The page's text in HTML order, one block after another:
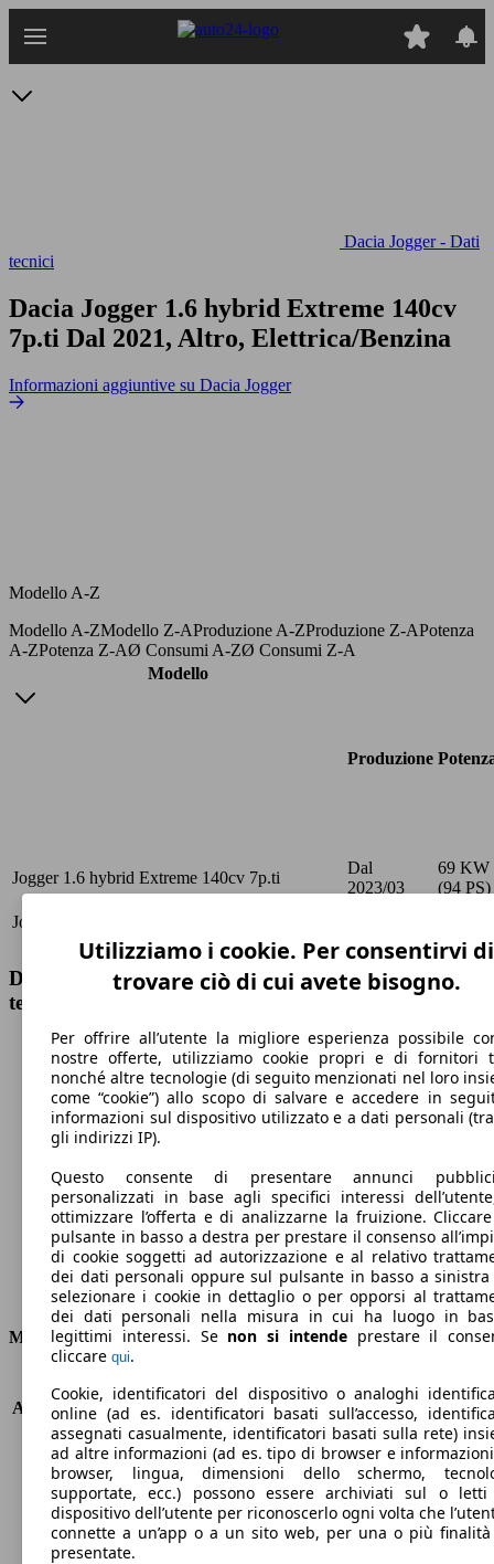
Dacia Jogger - Dati
tecnici
Dacia Jogger 1.6 hybrid Extreme 140cv
7p.ti Dal 2021, Altro, Elettrica/Benzina
Informazioni aggiuntive su Dacia Jogger
Modello A-Z
Modello A-ZModello Z-AProduzione A-ZProduzione Z-APotenza
A-ZPotenza Z-AØ Consumi A-ZØ Consumi Z-A
Modello
Produzione
Jogger 1.6 hybrid Extreme 140cv 7p.ti
Dal
2023/03
69 KW
(94 PS)
Jogger 1.6 hybrid Extreme 140cv 7p.ti
Dacia Jogger 1.6 hybrid Extreme 140cv 7p.ti Dati
tecnici
178 km/h
Elettrica/Benzina
Carburante
Motore e Prestazioni
KW (PS)
69 kW (94 PS)
Accelerazione (0-100 km/h) 10.1s
Velocità massima (km/h)
178 km/h
Numero di marce
4
Coppia
144 nm
Cilindrata
1598 ccm
Carburante
Elettrica/Benzina
Cilindri
Utilizziamo i cookie. Per consentirvi di
trovare ciò di cui avete bisogno.
Per offrire all’utente la migliore esperienza possibile
nostre offerte, utilizziamo cookie propri e di fornitori
nonché altre tecnologie (di seguito menzionati nel loro
come “cookie”) allo scopo di salvare e accedere in
informazioni sul dispositivo utilizzato e a dati personali
gli indirizzi IP).
Questo consente di presentare annunci
personalizzati in base agli specifici interessi
ottimizzare l’offerta e di analizzarne la fruizione.
pulsante in basso a destra per prestare il consenso
di cookie soggetti ad autorizzazione e al relativo
dei dati personali oppure sul pulsante in basso a
selezionare i cookie in dettaglio o per opporsi al
dei dati personali nella misura in cui ha luogo in
legittimi interessi. Se non si intendeprestare il
cliccare qui.
Cookie, identificatori del dispositivo o analoghi
online (ad es. identificatori basati sull’accesso,
assegnati casualmente, identificatori basati sulla rete)
ad altre informazioni (ad es. tipo di browser e
browser, lingua, dimensioni dello schermo,
supportate, ecc.) possono essere archiviati sul o
dispositivo dell’utente per riconoscerlo ogni volta che
connette a un’app o a un sito web, per una o più
presentate.